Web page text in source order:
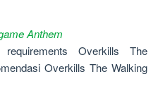
Anthem
Overkills The
Overkills The Walking